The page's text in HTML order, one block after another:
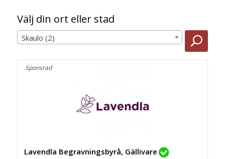
Välj din ort eller stad
Skaulo (2)
Sponsrad
Lavendla Begravningsbyrå, Gällivare